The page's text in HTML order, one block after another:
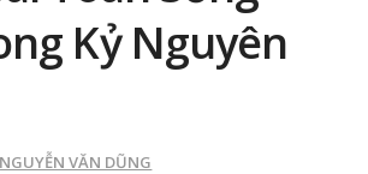
Kỷ Nguyên
NGUYỄN VĂN DŨNG